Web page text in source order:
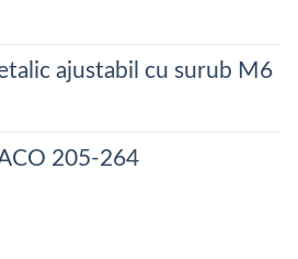
ajustabil cu surub M6
205-264